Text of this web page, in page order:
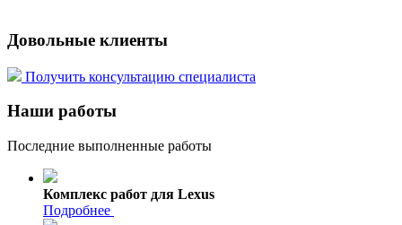
Довольные клиенты
Получить консультацию специалиста
Наши работы
Последние выполненные работы
Комплекс работ для Lexus
Подробнее